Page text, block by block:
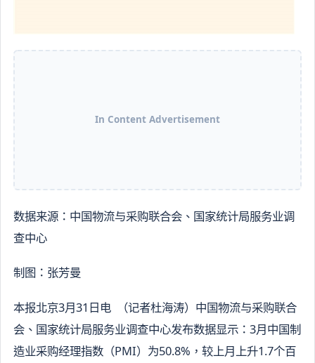
In Content Advertisement
数据来源：中国物流与采购联合会、国家统计局服务业调
查中心
制图：张芳曼
本报北京3月31日电 （记者杜海涛）中国物流与采购联合
会、国家统计局服务业调查中心发布数据显示：3月中国制
造业采购经理指数（PMI）为50.8%，较上月上升1.7个百